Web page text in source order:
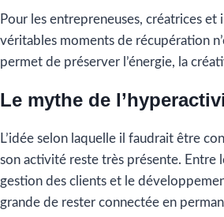
Pour les entrepreneuses, créatrices
véritables moments de récupération
permet de préserver l’énergie, la
Le mythe de
L’idée selon laquelle il faudrait être
son activité reste très présente. Entre
gestion des clients et le
grande de rester connectée en